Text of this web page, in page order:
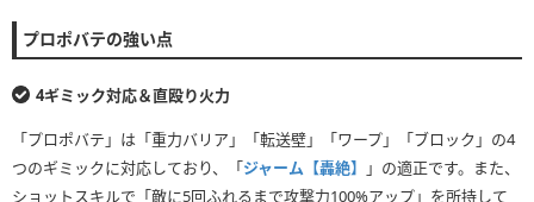
プロポバテの強い点
4ギミック対応＆直殴り火力
「プロポバテ」は「重力バリア」「転送壁」「ワープ」「ブロック」の4
つのギミックに対応しており、「ジャーム【轟絶】
」の適正です。また、
ショットスキルで「敵に5回ふれるまで攻撃力100%アップ」を所持して